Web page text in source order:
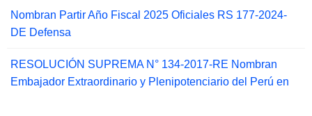
Nombran Partir Año Fiscal 2025 Oficiales RS 177-2024-
DE Defensa
RESOLUCIÓN SUPREMA N° 134-2017-RE Nombran
Embajador Extraordinario y Plenipotenciario del Perú en